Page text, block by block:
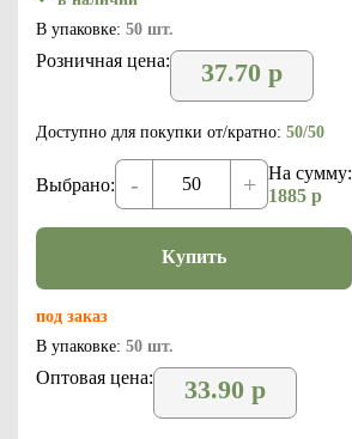
В упаковке: 50 шт.
Розничная цена: 37.70 р
Доступно для покупки от/кратно: 50/50
Выбрано: - +
На сумму:
1885 р
Купить
под заказ
В упаковке: 50 шт.
Оптовая цена: 33.90 р